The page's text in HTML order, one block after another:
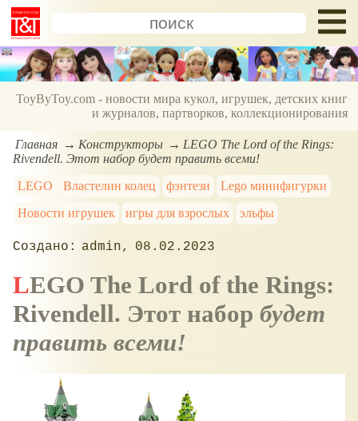
ToyByToy.com - новости мира кукол, игрушек, детских книг
и журналов, партворков, коллекционирования
Главная Конструкторы
LEGO The Lord of the Rings:
Rivendell. Этот набор будет править всеми!
LEGO
Властелин колец фэнтези
Lego минифигурки
Новости игрушек
игры для взрослых эльфы
admin 08.02.2023
LEGO The Lord of the Rings:
Rivendell. Этот набор будет
править всеми!